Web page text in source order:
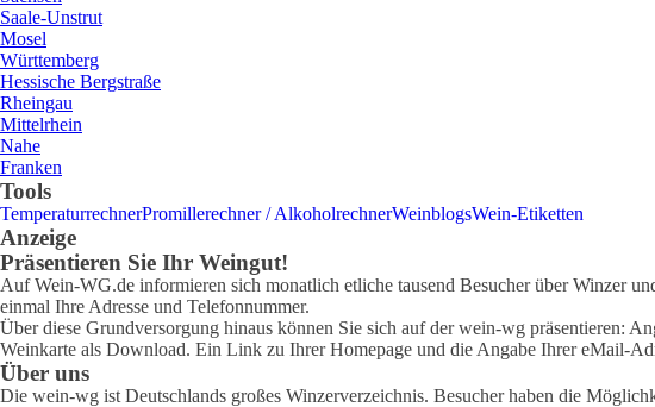
Saale-Unstrut
Mosel
Württemberg
Hessische Bergstraße
Rheingau
Mittelrhein
Nahe
Franken
Tools
TemperaturrechnerPromillerechner / AlkoholrechnerWeinblogsWein-Etiketten
Anzeige
Präsentieren Sie Ihr Weingut!
Auf Wein-WG.de informieren sich monatlich etliche tausend Besucher über Winzer
einmal Ihre Adresse und Telefonnummer.
Über diese Grundversorgung hinaus können Sie sich auf der wein-wg präsentieren:
Weinkarte als Download. Ein Link zu Ihrer Homepage und die Angabe Ihrer eMail-
Über uns
Die wein-wg ist Deutschlands großes Winzerverzeichnis. Besucher haben die